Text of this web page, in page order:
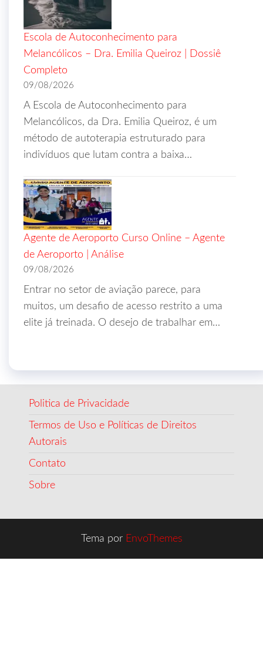
Escola de Autoconhecimento para
Melancólicos – Dra. Emilia Queiroz | Dossiê
Completo
09/08/2026
A Escola de Autoconhecimento para
Melancólicos, da Dra. Emilia Queiroz, é um
método de autoterapia estruturado para
indivíduos que lutam contra a baixa…
Agente de Aeroporto Curso Online – Agente
de Aeroporto | Análise
09/08/2026
Entrar no setor de aviação parece, para
muitos, um desafio de acesso restrito a uma
elite já treinada. O desejo de trabalhar em…
Politica de Privacidade
Termos de Uso e Políticas de Direitos
Autorais
Contato
Sobre
Tema por EnvoThemes